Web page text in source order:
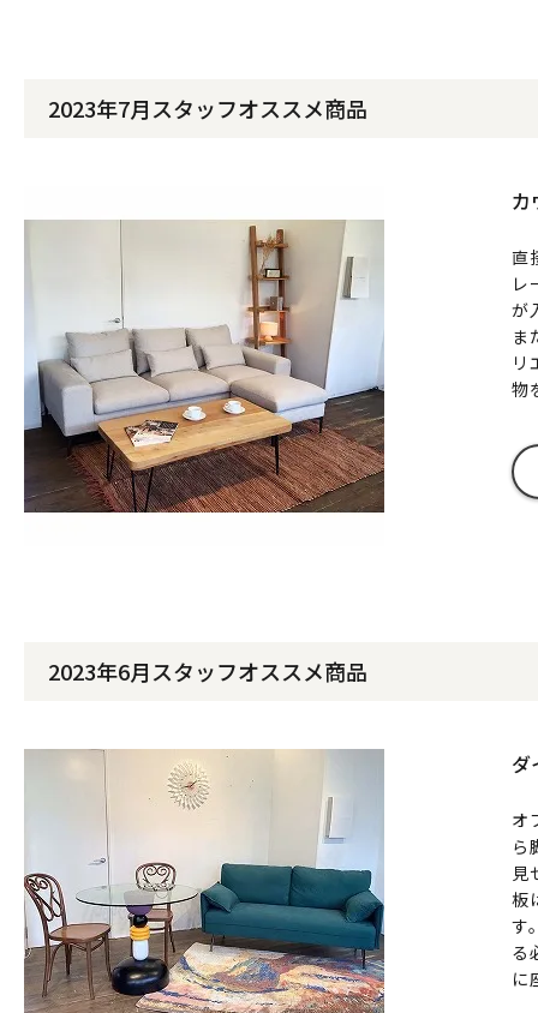
2023年7月スタッフオススメ商品
カ
直
レ
が
ま
リ
物
2023年6月スタッフオススメ商品
ダ
オ
ら
見
板
す
る
に